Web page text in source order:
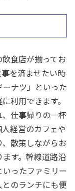
食店が揃ってお
を済ませたい時
ナツ」といった
利用できます。
仕事帰りの一杯
経営のカフェや
散策しながらお
す。幹線道路沿
ったファミリー
のランチにも便